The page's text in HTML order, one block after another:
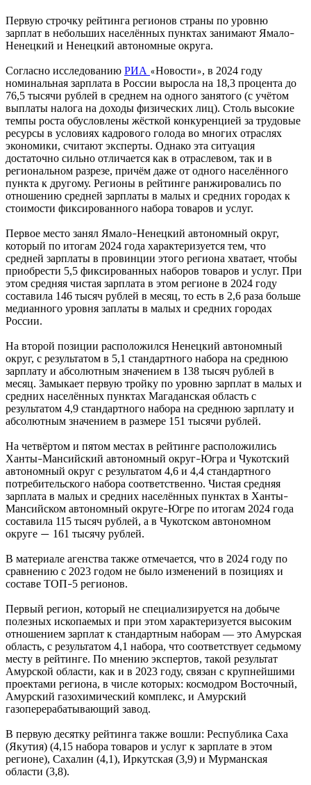
Первую строчку рейтинга регионов страны по уровню
зарплат в небольших населённых пунктах занимают Ямало–
Ненецкий и Ненецкий автономные округа.
Согласно исследованию РИА «Новости», в 2024 году
номинальная зарплата в России выросла на 18,3 процента до
76,5 тысячи рублей в среднем на одного занятого (с учётом
выплаты налога на доходы физических лиц). Столь высокие
темпы роста обусловлены жёсткой конкуренцией за трудовые
ресурсы в условиях кадрового голода во многих отраслях
экономики, считают эксперты. Однако эта ситуация
достаточно сильно отличается как в отраслевом, так и в
региональном разрезе, причём даже от одного населённого
пункта к другому. Регионы в рейтинге ранжировались по
отношению средней зарплаты в малых и средних городах к
стоимости фиксированного набора товаров и услуг.
Первое место занял Ямало–Ненецкий автономный округ,
который по итогам 2024 года характеризуется тем, что
средней зарплаты в провинции этого региона хватает, чтобы
приобрести 5,5 фиксированных наборов товаров и услуг. При
этом средняя чистая зарплата в этом регионе в 2024 году
составила 146 тысяч рублей в месяц, то есть в 2,6 раза больше
медианного уровня заплаты в малых и средних городах
России.
На второй позиции расположился Ненецкий автономный
округ, с результатом в 5,1 стандартного набора на среднюю
зарплату и абсолютным значением в 138 тысяч рублей в
месяц. Замыкает первую тройку по уровню зарплат в малых и
средних населённых пунктах Магаданская область с
результатом 4,9 стандартного набора на среднюю зарплату и
абсолютным значением в размере 151 тысячи рублей.
На четвёртом и пятом местах в рейтинге расположились
Ханты–Мансийский автономный округ–Югра и Чукотский
автономный округ с результатом 4,6 и 4,4 стандартного
потребительского набора соответственно. Чистая средняя
зарплата в малых и средних населённых пунктах в Ханты–
Мансийском автономный округе–Югре по итогам 2024 года
составила 115 тысяч рублей, а в Чукотском автономном
округе — 161 тысячу рублей.
В материале агенства также отмечается, что в 2024 году по
сравнению с 2023 годом не было изменений в позициях и
составе ТОП–5 регионов.
Первый регион, который не специализируется на добыче
полезных ископаемых и при этом характеризуется высоким
отношением зарплат к стандартным наборам — это Амурская
область, с результатом 4,1 набора, что соответствует седьмому
месту в рейтинге. По мнению экспертов, такой результат
Амурской области, как и в 2023 году, связан с крупнейшими
проектами региона, в числе которых: космодром Восточный,
Амурский газохимический комплекс, и Амурский
газоперерабатывающий завод.
В первую десятку рейтинга также вошли: Республика Саха
(Якутия) (4,15 набора товаров и услуг к зарплате в этом
регионе), Сахалин (4,1), Иркутская (3,9) и Мурманская
области (3,8).